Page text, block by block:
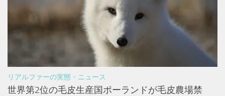
リアルファーの実態・ニュース
世界第2位の毛皮生産国ポーランドが毛皮農場禁